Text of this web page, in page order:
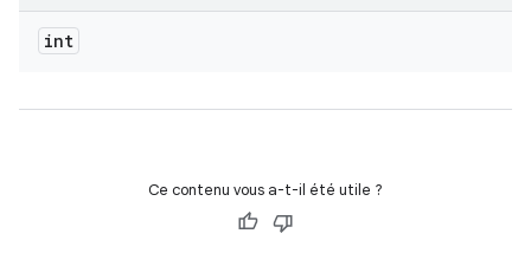
int
Ce contenu vous a-t-il été utile ?